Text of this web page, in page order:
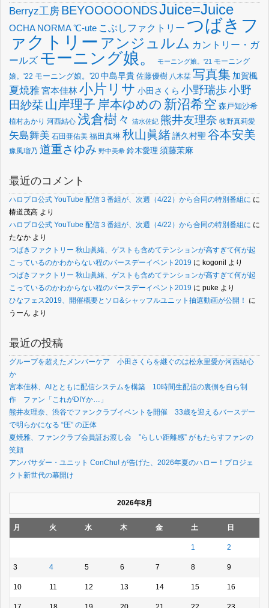
Berryz工房 BEYOOOOONDSJuice=Juice
OCHA NORMA℃-ute こぶしファクトリー つばきフ
ァクトリー アンジュルム カントリー・ガ
ールズ モーニング娘。 モーニング娘。'21 モーニング
娘。'22 モーニング娘。'20 中島早貴 佐藤優樹 八木栞 写真集 加賀楓
夏焼雅宮本佳林小片リサ 小田さくら 小野瑞歩小野
田紗栞 山岸理子 岸本ゆめの 新沼希空 森戸知沙希
植村あかり 河西結心 浅倉樹々 清水佐紀 熊井友理奈 牧野真莉愛
矢島舞美 石田亜佑美 福田真琳 秋山眞緒譜久村聖 谷本安美
豫風瑠乃 道重さゆみ 野中美希 鈴木愛理 須藤茉麻
最近のコメント
ハロプロ公式 YouTube 配信３番組が、次週（4/22）から合同の特別番組に に
椿道茂高 より
ハロプロ公式 YouTube 配信３番組が、次週（4/22）から合同の特別番組に に
たなか より
つばきファクトリー 秋山眞緒、ゲストも含めてテンションが高すぎて何が起
こっているのかわからない程のバースデーイベント2019 に kogonil より
つばきファクトリー 秋山眞緒、ゲストも含めてテンションが高すぎて何が起
こっているのかわからない程のバースデーイベント2019 に puke より
ひなフェス2019、開催概要とソロ&シャッフルユニット抽選動画が公開！
に
うーん より
最近の投稿
グループを超えたメンバーケア 小田さくらを継ぐのは松永里愛か河西結心
か
宮本佳林、AIとともに配信システムを構築 10時間生配信の裏側を自ら制
作 ファン「これがDIYか…」
熊井友理奈、渋谷でファンクラブイベントを開催 33歳を迎えるバースデー
で明らかになる “圧” の正体
夏焼雅、ファンクラブ会員証お渡し会 ”らしい距離感” がもたらすファンの
笑顔
アンバサダー・ユニット ConChu! が告げた、2026年夏のハロー！プロジェ
クト新世代の幕開け
2026年8月
月 火 水 木 金 土 日
1 2
3 4 5 6 7 8 9
10 11 12 13 14 15 16